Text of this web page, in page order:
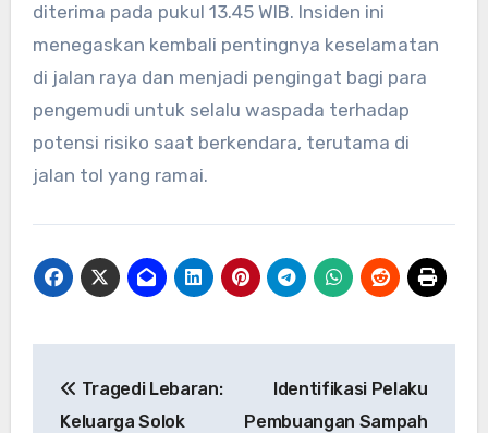
diterima pada pukul 13.45 WIB. Insiden ini
menegaskan kembali pentingnya keselamatan
di jalan raya dan menjadi pengingat bagi para
pengemudi untuk selalu waspada terhadap
potensi risiko saat berkendara, terutama di
jalan tol yang ramai.
pos
Tragedi Lebaran:
Keluarga Solok
Identifikasi Pelaku
Pembuangan Sampah